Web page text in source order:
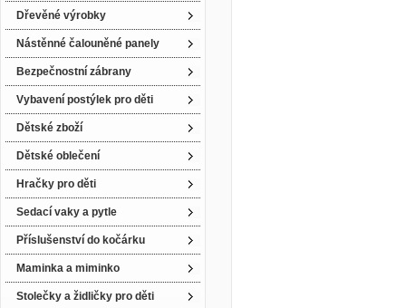
Dřevěné výrobky
Nástěnné čalouněné panely
Bezpečnostní zábrany
Vybavení postýlek pro děti
Dětské zboží
Dětské oblečení
Hračky pro děti
Sedací vaky a pytle
Příslušenství do kočárku
Maminka a miminko
Stolečky a židličky pro děti